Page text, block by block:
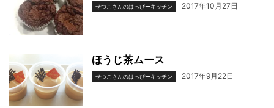
せつこさんのはっぴーキッチン 2017年10月27日
ほうじ茶ムース
せつこさんのはっぴーキッチン 2017年9月22日